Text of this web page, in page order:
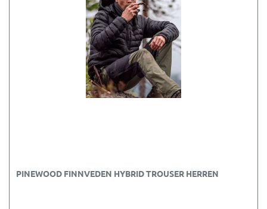
PINEWOOD FINNVEDEN HYBRID TROUSER HERREN